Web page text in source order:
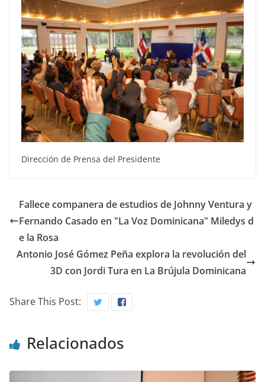
Dirección de Prensa del Presidente
Fallece companera de estudios de Johnny Ventura y
Fernando Casado en "La Voz Dominicana" Miledys d
e la Rosa
Antonio José Gómez Peña explora la revolución del
3D con Jordi Tura en La Brújula Dominicana
Share This Post:
Relacionados